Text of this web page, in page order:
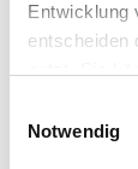
Entwicklung
entscheiden
Trigger
Notwendig
Akademie
Allgemeine
Junge